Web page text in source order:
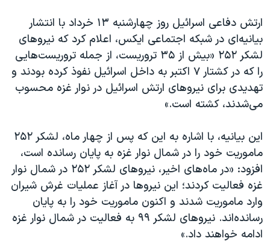
اعتراضات مردمی آبان ۹۸
اسرائیل در جنگ
نرگس محمدی برنده جایزه نوبل صلح
همایش محافظه‌کاران آمریکا «سی‌پک»
سفر پرزیدنت ترامپ به چین
ارتش دفاعی اسرائیل روز چهارشنبه ۱۳ خرداد با انتشار
بیانیه‌ای در شبکه اجتماعی ایکس، اعلام کرد که نیروهای
لشکر ۲۵۲ «بیش از ۳۵ تروریست، از جمله تروریست‌هایی
را که در کشتار ۷ اکتبر به داخل اسرائیل نفوذ کرده بودند و
تهدیدی برای نیروهای ارتش اسرائیل در نوار غزه محسوب
می‌شدند، کشته است.»
این بیانیه، با اشاره به این که پس از چهار ماه، لشکر ۲۵۲
ماموریت خود را در شمال نوار غزه به پایان رسانده است،
افزود: «در ماه‌های اخیر، نیروهای لشکر ۲۵۲ در شمال نوار
غزه فعالیت کردند؛ این نیروها در آغاز عملیات غرش شیران
وارد ماموریت شدند و اکنون ماموریت خود را به پایان
رسانده‌اند. نیروهای لشکر ۹۹ به فعالیت در شمال نوار غزه
ادامه خواهند داد.»